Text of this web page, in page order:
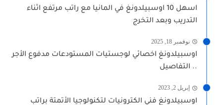
اسهل 10 اوسبيلدونغ في المانيا مع راتب مرتفع اثناء
التدريب وبعد التخرج
نوفمبر 18, 2025
اوسبيلدونغ اخصائي لوجستيات المستودعات مدفوع الأجر
.. التفاصيل
إبريل 2, 2023
اوسبيلدونغ فني الكترونيات لتكنولوجيا الأتمتة براتب